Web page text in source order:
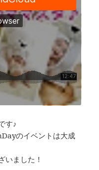
す♪
のイベントは大成
いました！